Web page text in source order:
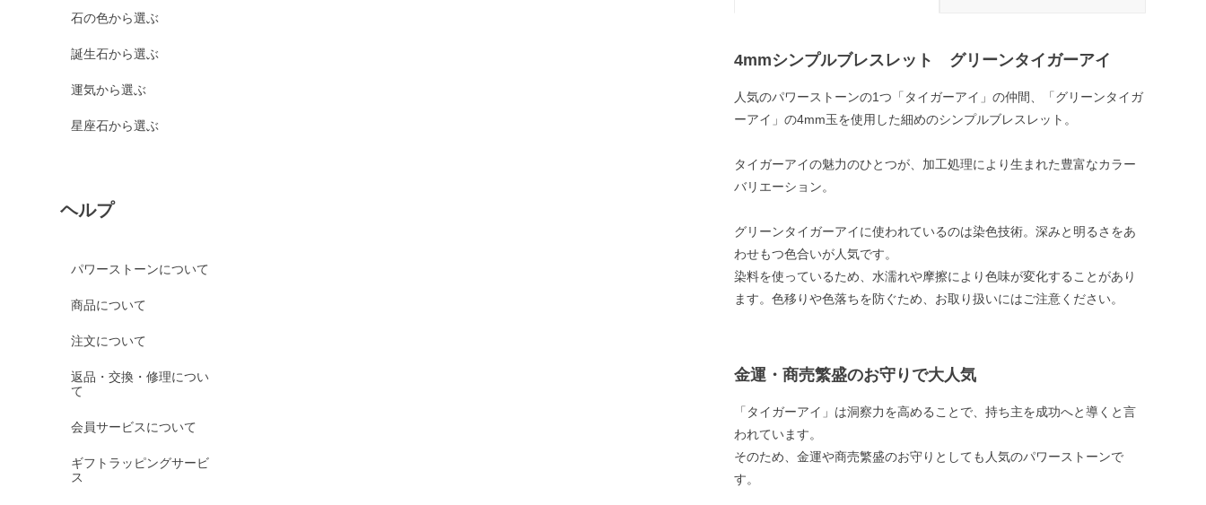
石の色から選ぶ
誕生石から選ぶ
運気から選ぶ
星座石から選ぶ
ヘルプ
パワーストーンについて
商品について
注文について
返品・交換・修理につい
て
会員サービスについて
ギフトラッピングサービ
ス
4mmシンプルブレスレット グリーンタイガーアイ
人気のパワーストーンの1つ「タイガーアイ」の仲間、「グリーンタイガ
ーアイ」の4mm玉を使用した細めのシンプルブレスレット。
タイガーアイの魅力のひとつが、加工処理により生まれた豊富なカラー
バリエーション。
グリーンタイガーアイに使われているのは染色技術。深みと明るさをあ
わせもつ色合いが人気です。
染料を使っているため、水濡れや摩擦により色味が変化することがあり
ます。色移りや色落ちを防ぐため、お取り扱いにはご注意ください。
金運・商売繁盛のお守りで大人気
「タイガーアイ」は洞察力を高めることで、持ち主を成功へと導くと言
われています。
そのため、金運や商売繁盛のお守りとしても人気のパワーストーンで
す。